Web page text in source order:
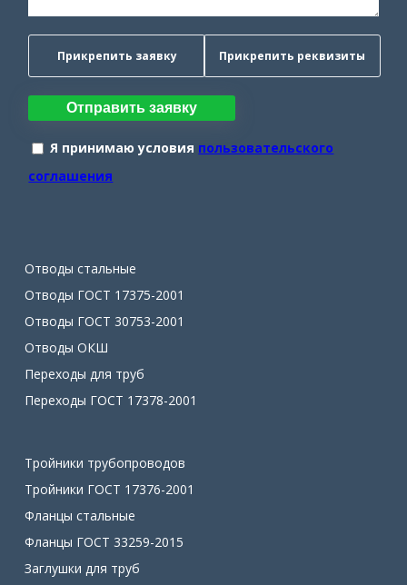
Прикрепить заявку Прикрепить реквизиты
Отправить заявку
Я принимаю условия пользовательского
соглашения
Отводы стальные
Отводы ГОСТ 17375-2001
Отводы ГОСТ 30753-2001
Отводы ОКШ
Переходы для труб
Переходы ГОСТ 17378-2001
Тройники трубопроводов
Тройники ГОСТ 17376-2001
Фланцы стальные
Фланцы ГОСТ 33259-2015
Заглушки для труб